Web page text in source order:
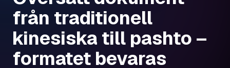
från traditionell
kinesiska till pashto –
formatet bevaras